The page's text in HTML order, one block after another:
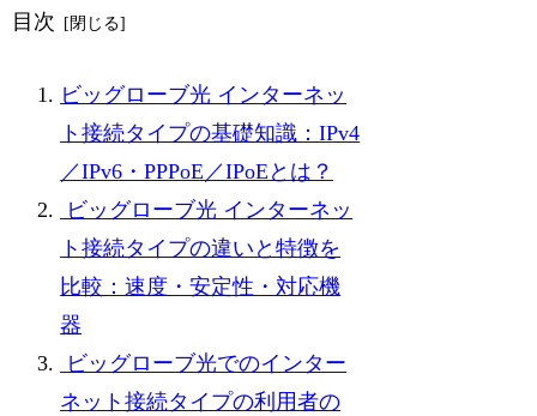
目次
ビッグローブ光 インターネッ
ト接続タイプの基礎知識：IPv4
／IPv6・PPPoE／IPoEとは？
ビッグローブ光 インターネッ
ト接続タイプの違いと特徴を
比較：速度・安定性・対応機
器
ビッグローブ光でのインター
ネット接続タイプの利用者の